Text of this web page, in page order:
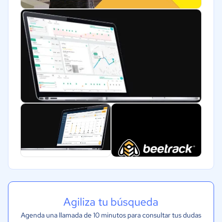
Agiliza tu búsqueda
Agenda una llamada de 10 minutos para consultar tus dudas